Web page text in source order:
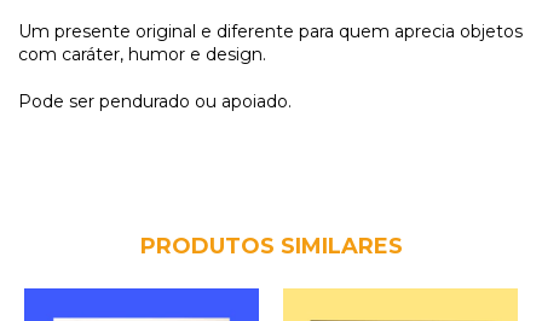
Um presente original e diferente para quem aprecia objetos
com caráter, humor e design.
Pode ser pendurado ou apoiado.
PRODUTOS SIMILARES